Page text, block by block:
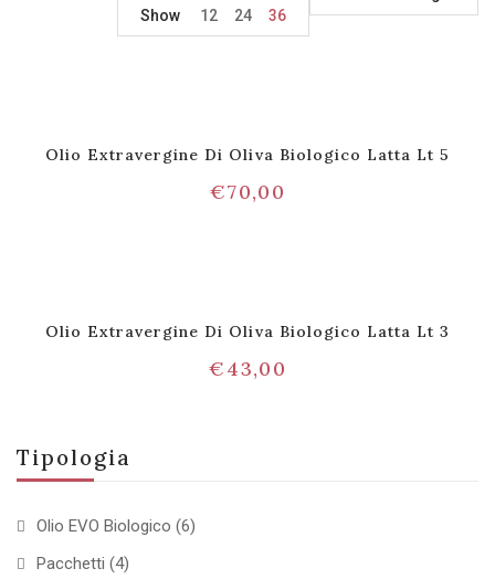
Tipologia
Olio EVO Biologico (6)
Pacchetti (4)
Show
12 24 36
Olio Extravergine Di Oliva Biologico Latta Lt 5
€70,00
Olio Extravergine Di Oliva Biologico Latta Lt 3
€43,00